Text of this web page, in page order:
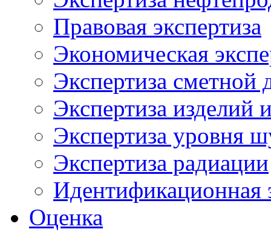
Правовая экспертиза
Экономическая
Экспертиза сметной
Экспертиза изделий
Экспертиза уровня
Экспертиза радиации
Идентификационная
Оценка